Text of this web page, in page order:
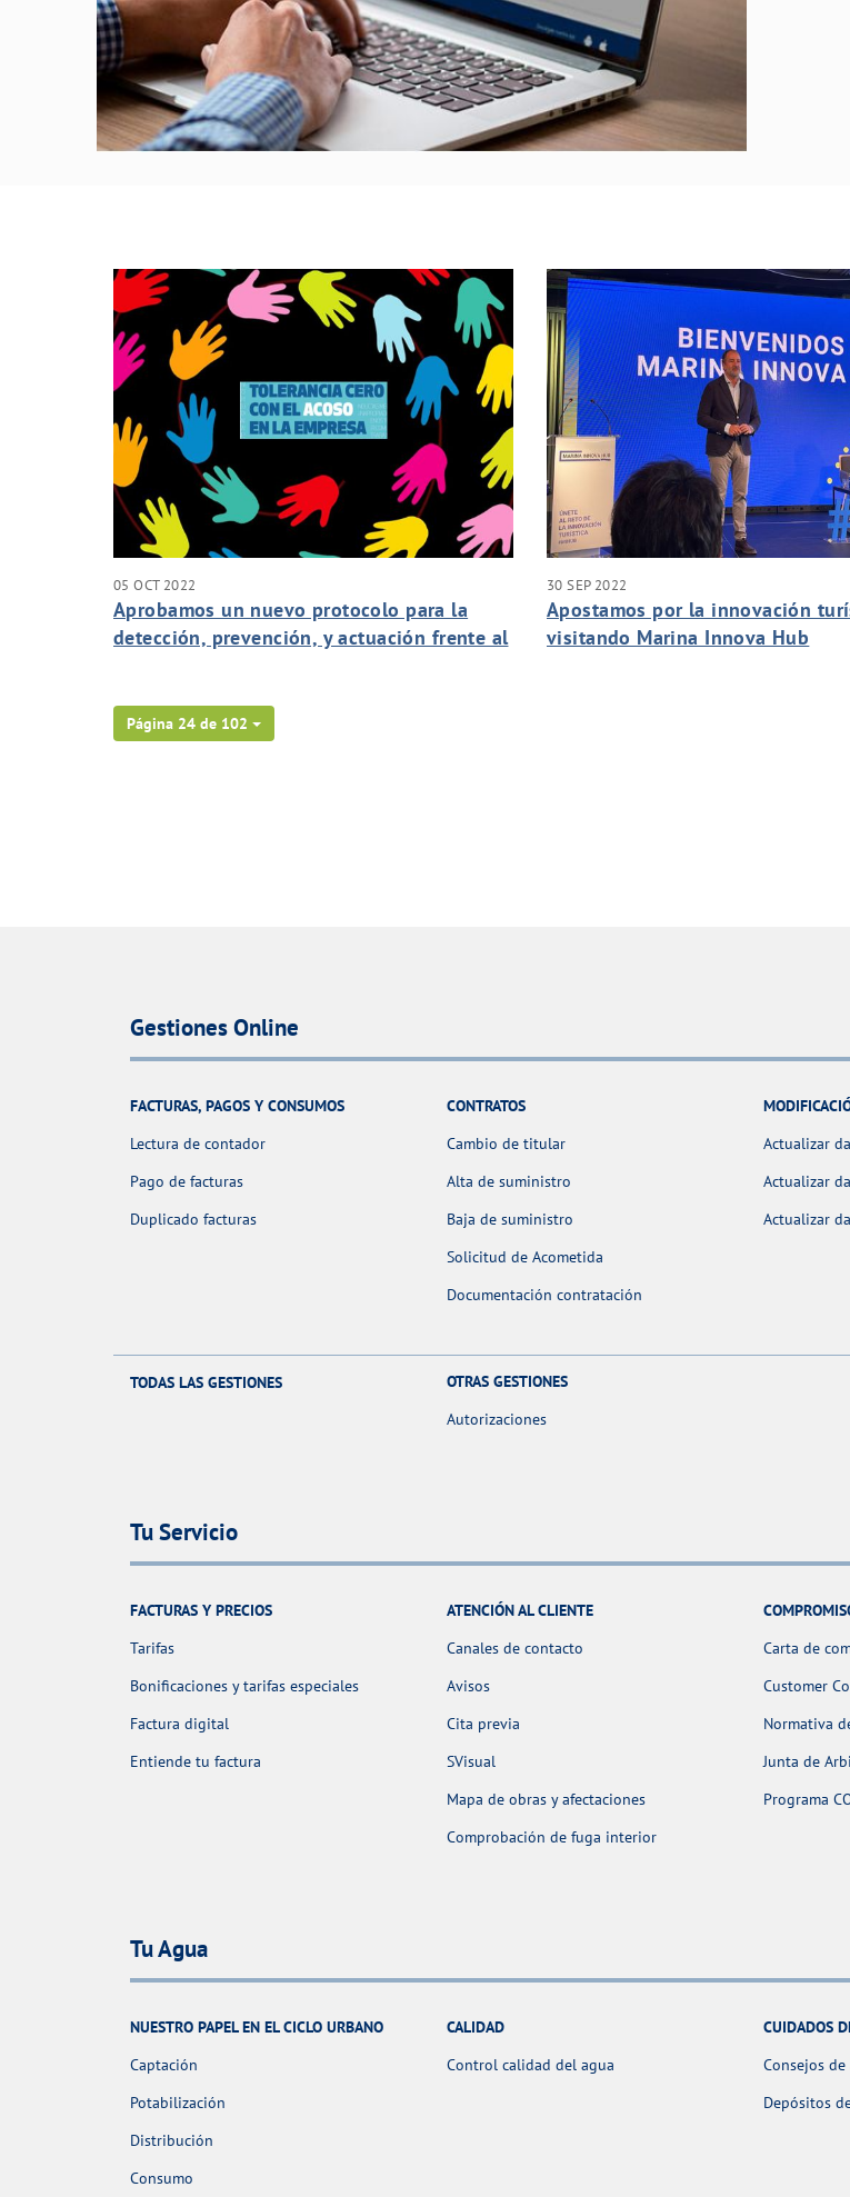
05 OCT 2022
Aprobamos un nuevo protocolo para la
detección, prevención, y actuación frente al
30 SEP 2022
Apostamos por la innovación
visitando Marina Innova Hub
Página 24 de 102
Gestiones Online
FACTURAS, PAGOS Y CONSUMOS
Lectura de contador
Pago de facturas
Duplicado facturas
CONTRATOS
Cambio de titular
Alta de suministro
Baja de suministro
Solicitud de Acometida
Documentación contratación
Actualizar
Actualizar
Actualizar
TODAS LAS GESTIONES
OTRAS GESTIONES
Autorizaciones
Tu Servicio
FACTURAS Y PRECIOS
Tarifas
Bonificaciones y tarifas especiales
Factura digital
Entiende tu factura
ATENCIÓN AL CLIENTE
Canales de contacto
Avisos
Cita previa
SVisual
Mapa de obras y afectaciones
Comprobación de fuga interior
Carta de
Customer
Normativa
Junta de
Programa
Tu Agua
NUESTRO PAPEL EN EL CICLO URBANO
Captación
Potabilización
Distribución
Consumo
CALIDAD
Control calidad del agua
CUIDADOS
Consejos
Depósitos